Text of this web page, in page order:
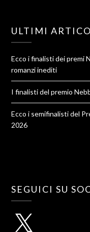
ULTIMI
Ecco i finalisti dei premi
romanzi inediti
I finalisti del premio
Ecco i semifinalisti del
2026
SEGUICI SU